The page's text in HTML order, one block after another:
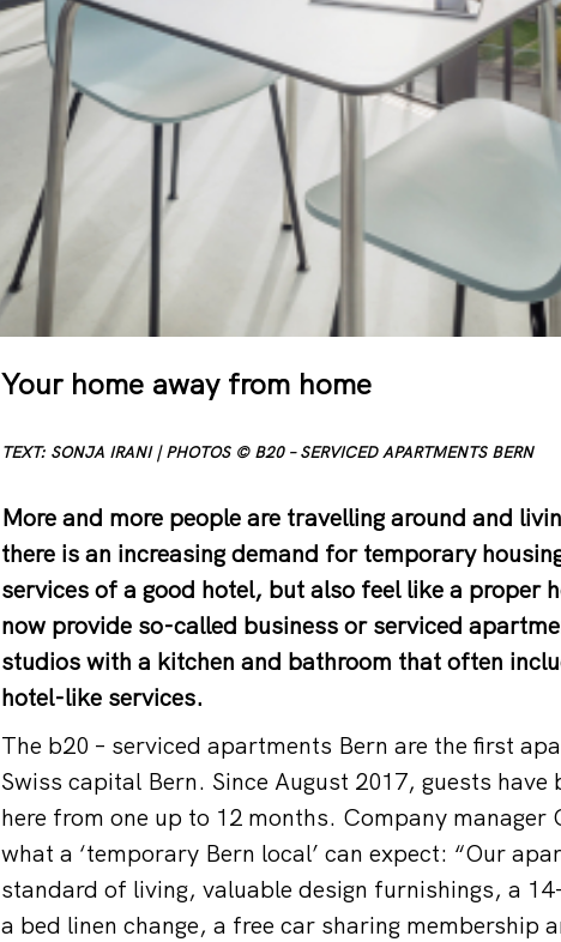
Your home away from home
TEXT: SONJA IRANI | PHOTOS © B20 – SERVICED APARTMENTS BERN
More and more people are travelling around and
there is an increasing demand for temporary
services of a good hotel, but also feel like a proper
now provide so-called business or serviced
studios with a kitchen and bathroom that often
hotel-like services.
The b20 – serviced apartments Bern are the first
Swiss capital Bern. Since August 2017, guests
here from one up to 12 months. Company manager
what a ‘temporary Bern local’ can expect: “Our
standard of living, valuable design furnishings, a
a bed linen change, a free car sharing membership